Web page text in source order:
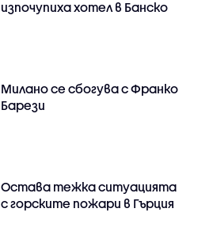
изпочупиха хотел в Банско
Милано се сбогува с Франко
Барези
Остава тежка ситуацията
с горските пожари в Гърция